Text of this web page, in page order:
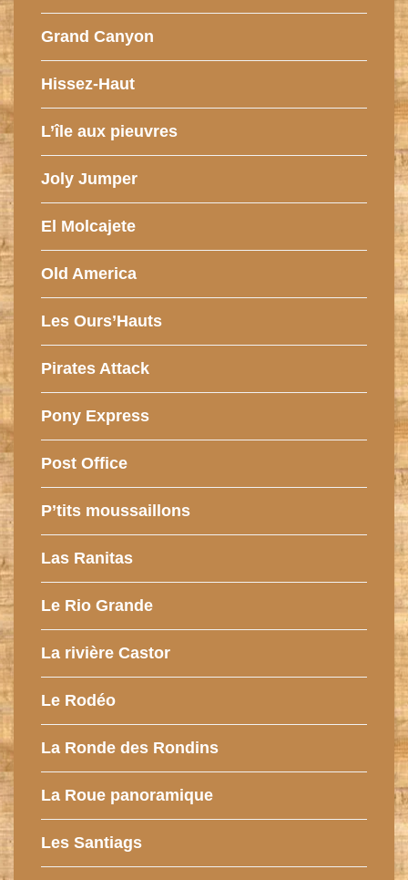
Grand Canyon
Hissez-Haut
L’île aux pieuvres
Joly Jumper
El Molcajete
Old America
Les Ours’Hauts
Pirates Attack
Pony Express
Post Office
P’tits moussaillons
Las Ranitas
Le Rio Grande
La rivière Castor
Le Rodéo
La Ronde des Rondins
La Roue panoramique
Les Santiags